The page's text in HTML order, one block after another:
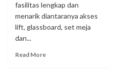
fasilitas lengkap dan
menarik diantaranya akses
lift, glassboard, set meja
dan...
Read More